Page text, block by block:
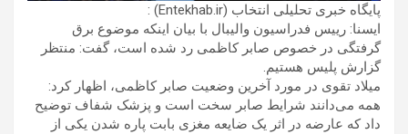
پایگاه خبری تحلیلی انتخاب (Entekhab.ir) :
ایسنا: رییس فدراسیون والیبال با بیان اینکه موضوع برق
گرفتگی در خصوص صابر کاظمی رد شده است، گفت: منتظر
گزارش پلیس هستیم.
میلاد تقوی در مورد آخرین وضعیت صابر کاظمی، اظهار کرد:
همه می‌دانند شرایط صابر سخت است و پزشک شفاف توضیح
داد که عارضه در اثر یک ضایعه مغزی بابت پاره شدن یکی از